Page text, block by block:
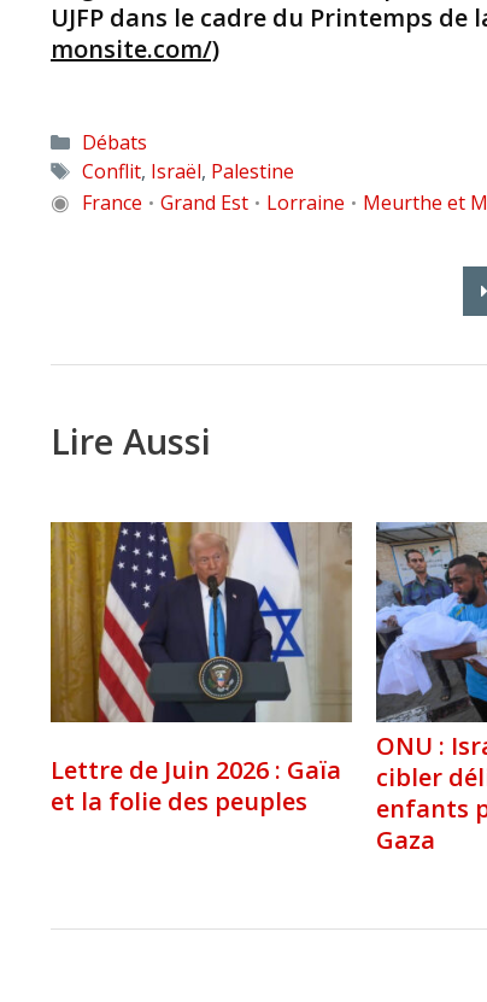
UJFP dans le cadre du Printemps de
monsite.com/)
Catégories
Débats
Étiquettes
Conflit, Israël, Palestine
◉ France • Grand Est • Lorraine • Meurthe et
Lire Aussi
Lettre de Juin 2026 : Gaïa
et la folie des peuples
ONU :
cibler
enfants
Gaza